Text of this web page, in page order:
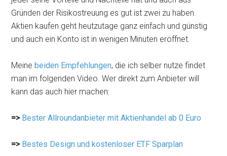
Gründen der Risikostreuung es gut ist zwei zu haben.
Aktien kaufen geht heutzutage ganz einfach und günstig
und auch ein Konto ist in wenigen Minuten eröffnet.
Meinebeiden Empfehlungen, die ich selber nutze findet
man im folgenden Video. Wer direkt zum Anbieter will
kann das auch hier machen:
=> Bester Allroundanbieter mit Aktienhandel ab 0 Euro
=> Bestes Design und kostenloser ETF Sparplan